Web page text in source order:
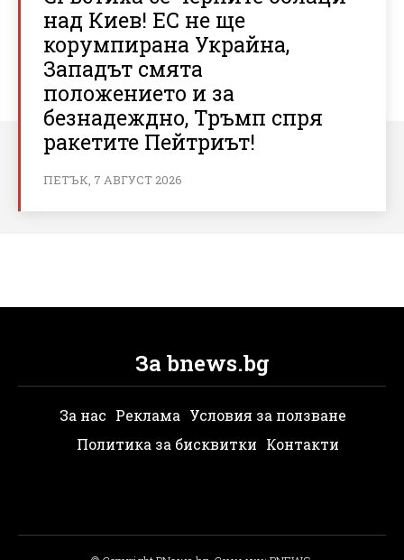
над Киев! ЕС не ще
корумпирана Украйна,
Западът смята
положението и за
безнадеждно, Тръмп спря
ракетите Пейтриът!
ПЕТЪК, 7 АВГУСТ 2026
За bnews.bg
За нас Реклама Условия за ползване
Политика за бисквитки Контакти